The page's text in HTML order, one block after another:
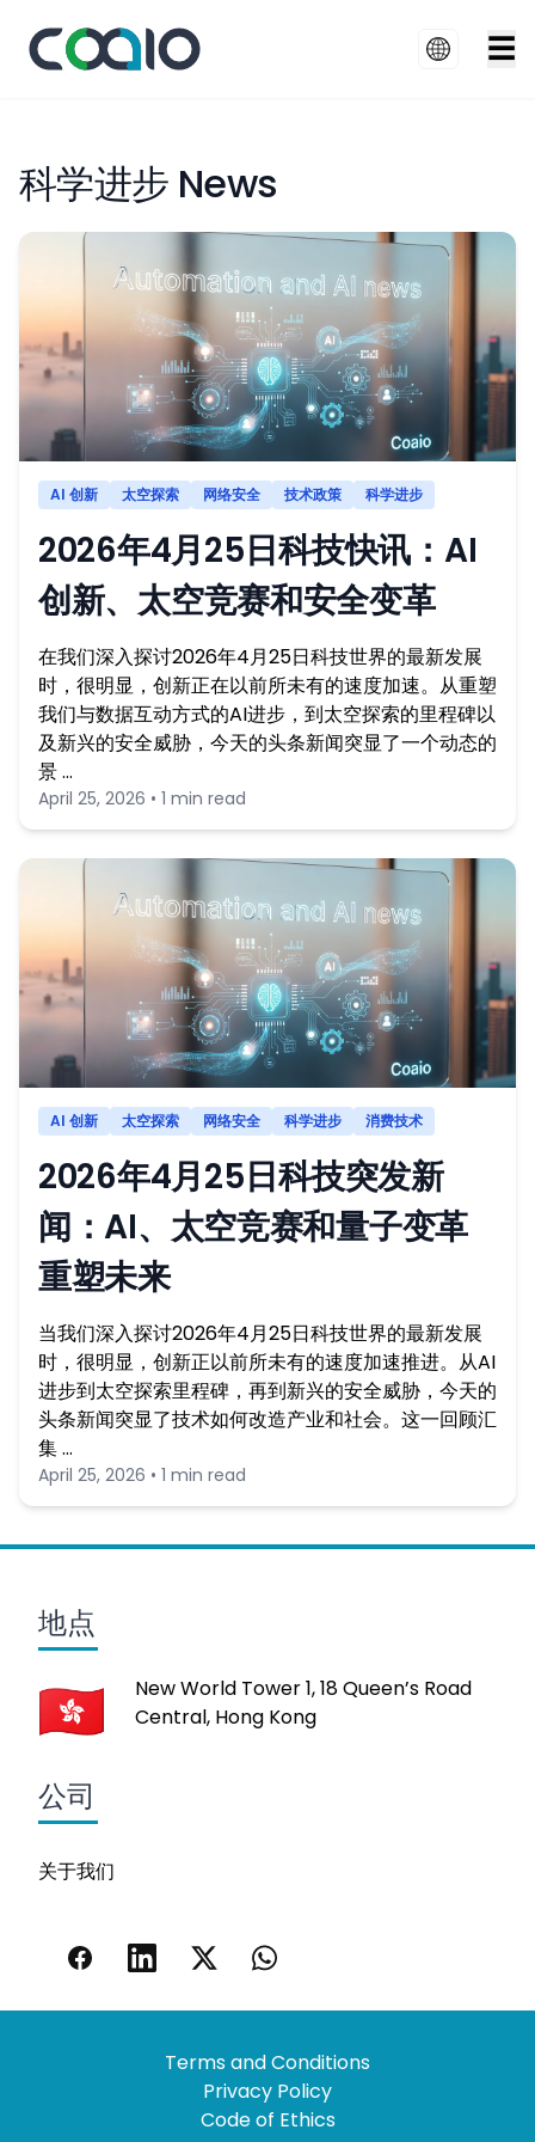
☰
科学进步 News
AI 创新 太空探索 网络安全 技术政策 科学进步
2026年4月25日科技快讯：AI
创新、太空竞赛和安全变革
在我们深入探讨2026年4月25日科技世界的最新发展
时，很明显，创新正在以前所未有的速度加速。从重塑
我们与数据互动方式的AI进步，到太空探索的里程碑以
及新兴的安全威胁，今天的头条新闻突显了一个动态的
景 …
April 25, 2026 • 1 min read
AI 创新 太空探索 网络安全 科学进步 消费技术
2026年4月25日科技突发新
闻：AI、太空竞赛和量子变革
重塑未来
当我们深入探讨2026年4月25日科技世界的最新发展
时，很明显，创新正以前所未有的速度加速推进。从AI
进步到太空探索里程碑，再到新兴的安全威胁，今天的
头条新闻突显了技术如何改造产业和社会。这一回顾汇
集 …
April 25, 2026 • 1 min read
地点
New World Tower 1, 18 Queen’s Road
Central, Hong Kong
公司
关于我们
Terms and Conditions
Privacy Policy
Code of Ethics